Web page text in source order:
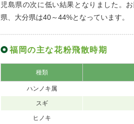
児島県の次に低い結果となりました。
県、大分県は40～44%となっています。
福岡の主な花粉飛散時期
種類
ハンノキ属
スギ
ヒノキ